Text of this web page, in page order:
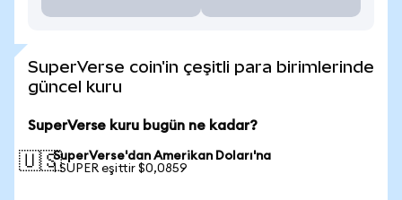
SuperVerse coin'in çeşitli para birimlerinde
güncel kuru
SuperVerse kuru bugün ne kadar?
🇺🇸SuperVerse'dan Amerikan Doları'na
1 SUPER eşittir $0,0859